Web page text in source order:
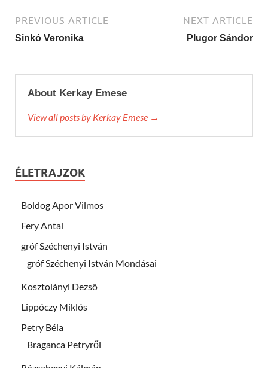
PREVIOUS ARTICLE
Sinkó Veronika
NEXT ARTICLE
Plugor Sándor
About Kerkay Emese
View all posts by Kerkay Emese →
ÉLETRAJZOK
Boldog Apor Vilmos
Fery Antal
gróf Széchenyi István
gróf Széchenyi István Mondásai
Kosztolányi Dezsö
Lippóczy Miklós
Petry Béla
Braganca Petryről